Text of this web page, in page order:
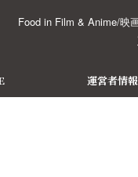
Food in Film & Anime/映
運営者情報